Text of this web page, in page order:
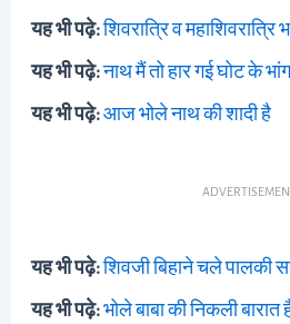
यह भी पढ़े:शिवरात्रि व
यह भी पढ़े:नाथ मैं तो हार गई घोट के भांग
यह भी पढ़े:आज भोले नाथ की शादी है
यह भी पढ़े:शिवजी बिहाने चले पालकी
यह भी पढ़े:भोले बाबा की निकली बारात